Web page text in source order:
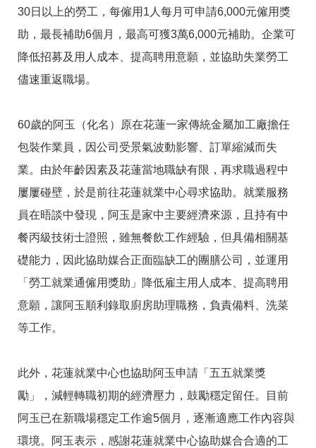
權
安
政
策
網
資
開
放
宣
聯
絡
資
訊
30日以上的勞工，每僱用1人每月可申請6,000元僱用獎
助，最長補助6個月，最高可獲3萬6,000元補助。企業可
降低招募及用人成本、提高聘用意願，並協助失業勞工
儘速重返職場。
60歲的阿玉（化名）原在花蓮一家傳統金屬加工廠擔任
包裝作業員，因公司受景氣波動影響、訂單縮減而失
業。由於年齡因素及花蓮當地職缺有限，再求職過程中
屢屢碰壁，於是前往花蓮就業中心尋求協助。就業服務
員在晤談中發現，阿玉是家中主要經濟來源，且持有中
餐丙級技術士證照，雖無餐飲工作經驗，但具備相關基
礎能力，因此協助媒合正面臨缺工的團膳公司，並運用
「勞工就業通僱用獎助」降低雇主用人成本、提高聘用
意願，讓阿玉順利錄取廚房助理職務，負責備料、洗菜
等工作。
此外，花蓮就業中心也協助阿玉申請「五五就業獎
勵」，減輕轉職初期的經濟壓力，鼓勵穩定留任。目前
阿玉已在新職場穩定工作逾5個月，逐漸適應工作內容與
環境。阿玉表示，感謝花蓮就業中心協助媒合合適的工